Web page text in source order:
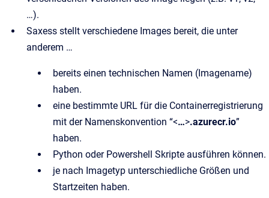
…).
Saxess stellt verschiedene Images bereit, die unter
anderem …
bereits einen technischen Namen (Imagename)
haben.
eine bestimmte URL für die Containerregistrierung
mit der Namenskonvention “<…>.azurecr.io”
haben.
Python oder Powershell Skripte ausführen können.
je nach Imagetyp unterschiedliche Größen und
Startzeiten haben.